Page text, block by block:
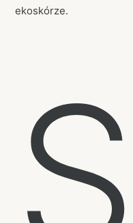
ekoskórze.